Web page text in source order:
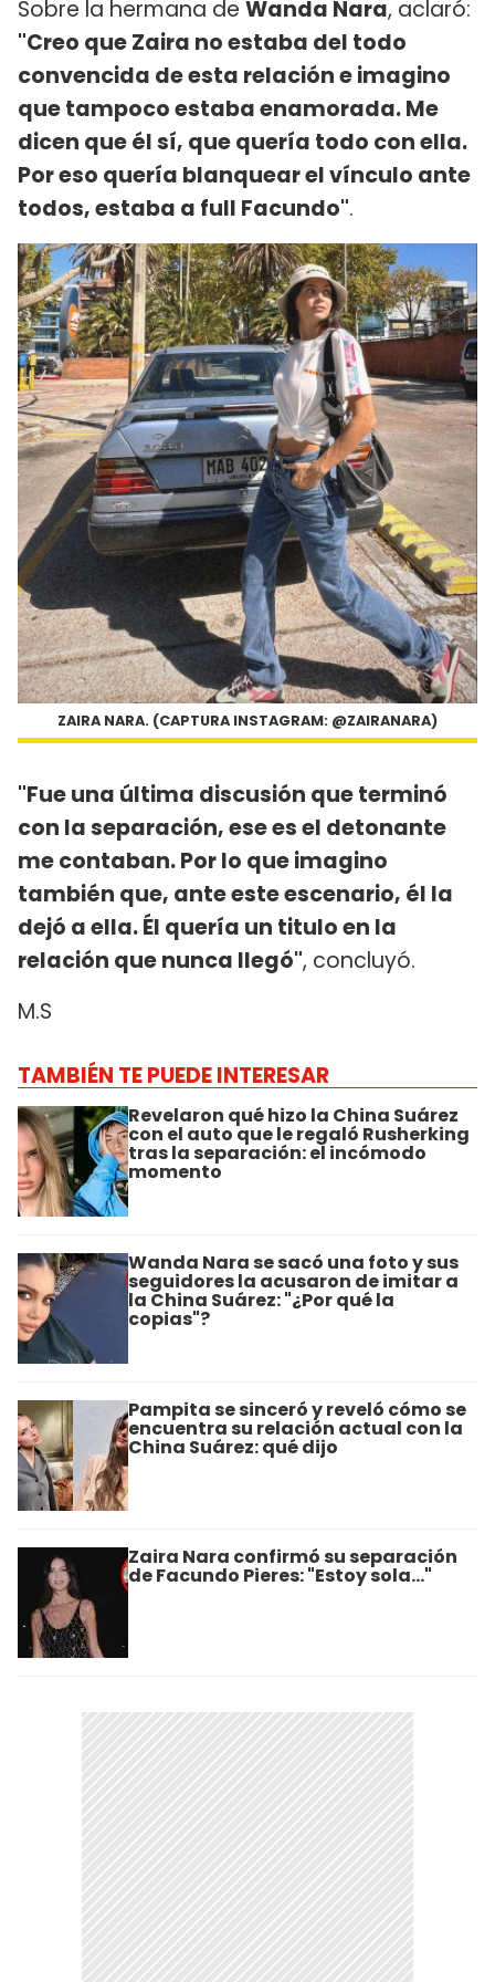
Sobre la hermana de Wanda Nara, aclaró:
"Creo que Zaira no estaba del todo
convencida de esta relación e imagino
que tampoco estaba enamorada. Me
dicen que él sí, que quería todo con ella.
Por eso quería blanquear el vínculo ante
todos, estaba a full Facundo".
ZAIRA NARA. (CAPTURA INSTAGRAM: @ZAIRANARA)
"Fue una última discusión que terminó
con la separación, ese es el detonante
me contaban. Por lo que imagino
también que, ante este escenario, él la
dejó a ella. Él quería un titulo en la
relación que nunca llegó", concluyó.
M.S
TAMBIÉN TE PUEDE INTERESAR
Revelaron qué hizo la China Suárez
con el auto que le regaló Rusherking
tras la separación: el incómodo
momento
Wanda Nara se sacó una foto y sus
seguidores la acusaron de imitar a
la China Suárez: "¿Por qué la
copias"?
Pampita se sinceró y reveló cómo se
encuentra su relación actual con la
China Suárez: qué dijo
Zaira Nara confirmó su separación
de Facundo Pieres: "Estoy sola..."